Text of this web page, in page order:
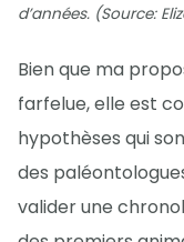
d’années. (Source:
Bien que ma
farfelue, elle est
hypothèses qui
des
valider une